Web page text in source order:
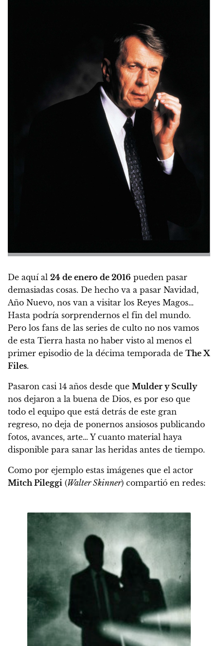
De aquí al 24 de enero de 2016 pueden pasar
demasiadas cosas. De hecho va a pasar Navidad,
Año Nuevo, nos van a visitar los Reyes Magos…
Hasta podría sorprendernos el fin del mundo.
Pero los fans de las series de culto no nos vamos
de esta Tierra hasta no haber visto al menos el
primer episodio de la décima temporada de The X
Files.
Pasaron casi 14 años desde que Mulder y Scully
nos dejaron a la buena de Dios, es por eso que
todo el equipo que está detrás de este gran
regreso, no deja de ponernos ansiosos publicando
fotos, avances, arte… Y cuanto material haya
disponible para sanar las heridas antes de tiempo.
Como por ejemplo estas imágenes que el actor
Mitch Pileggi (Walter Skinner) compartió en redes: